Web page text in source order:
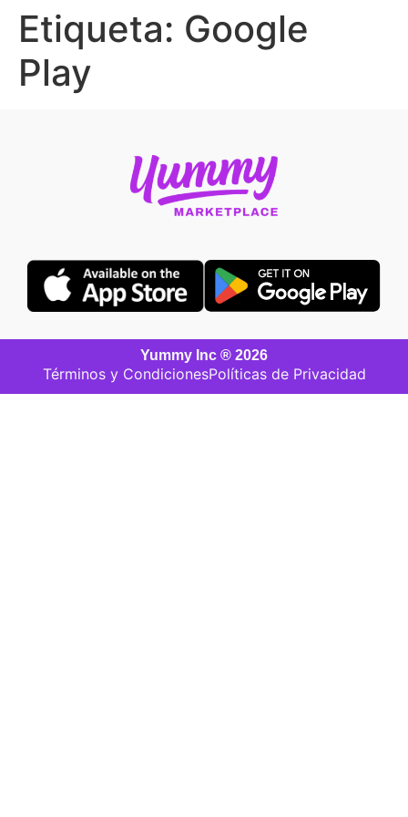
Etiqueta: Google
Play
Yummy Inc ® 2026
Términos y CondicionesPolíticas de Privacidad